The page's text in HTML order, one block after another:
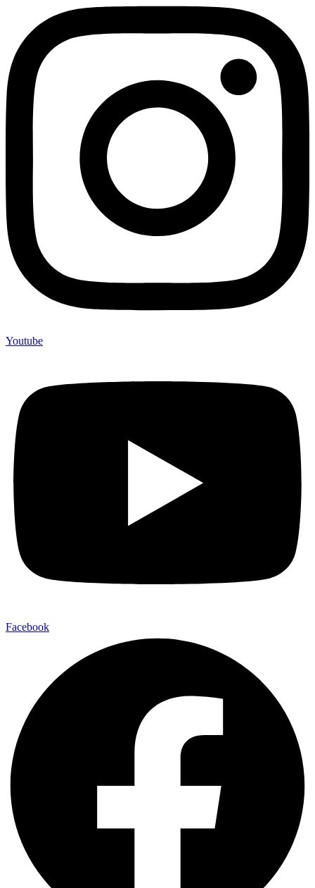
Youtube
Facebook